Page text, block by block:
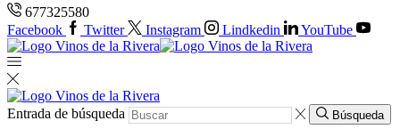
677325580
Facebook
Twitter Instagram Lindkedin YouTube
Entrada de búsqueda Búsqueda